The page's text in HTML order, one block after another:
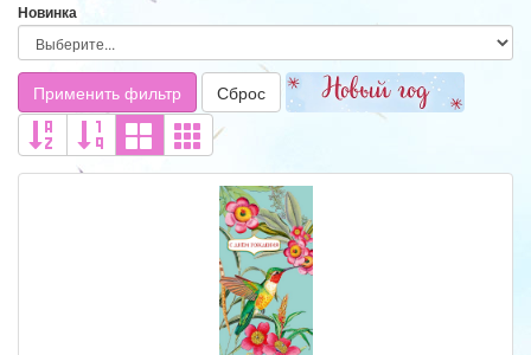
Новинка
Применить фильтр Сброс